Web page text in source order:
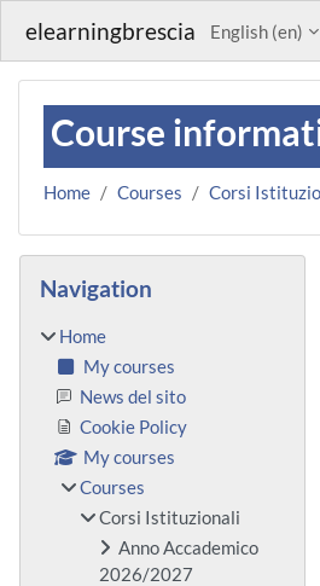
elearningbrescia English ‎(en)‎
Course
Home Courses Corsi
Blocks
Navigation
Home
My courses
News del sito
Cookie Policy
My courses
Courses
Corsi Istituzionali
Anno Accademico
2026/2027